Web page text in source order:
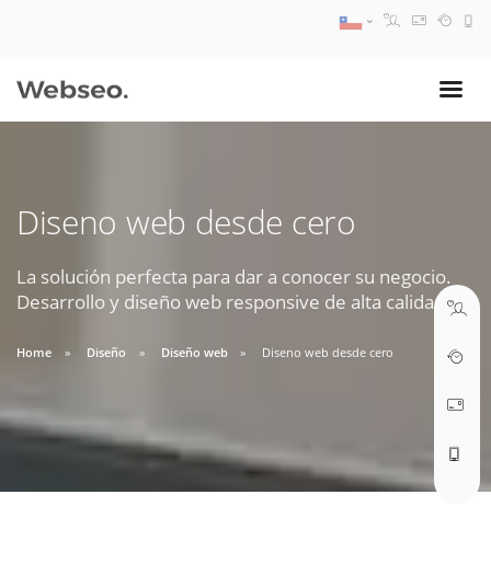
Diseno web desde cero
La solución perfecta para dar a conocer su negocio.
Desarrollo y diseño web responsive de alta calidad.
Home Diseño Diseño web Diseno web desde cero
09:30 AM A 18:30 PM
soporte@webseo.cl